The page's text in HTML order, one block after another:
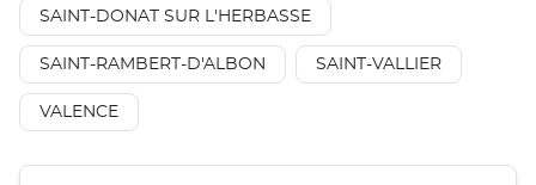
SAINT-DONAT SUR L'HERBASSE
SAINT-RAMBERT-D'ALBON SAINT-VALLIER
VALENCE